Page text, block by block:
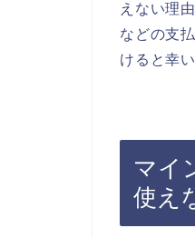
えない理
などの支
けると幸い
マイ
使え